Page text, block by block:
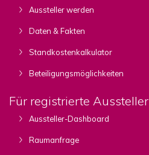
Aussteller werden
Daten & Fakten
Standkostenkalkulator
Beteiligungsmöglichkeiten
Für registrierte Aussteller
Aussteller-Dashboard
Raumanfrage